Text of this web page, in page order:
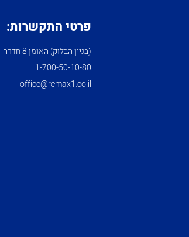
פרטי התקשרות:
(בניין הבלוק) האומן 8 חדרה
1­-700­-50-­10-­80
office@remax1.co.il